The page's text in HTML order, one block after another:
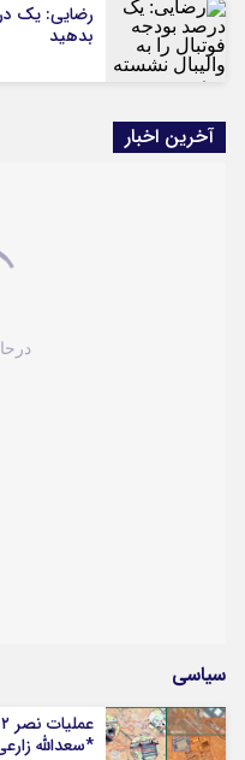
رضایی: یک
بدهید
آخرین اخبار
سیاسی
*سعدالله